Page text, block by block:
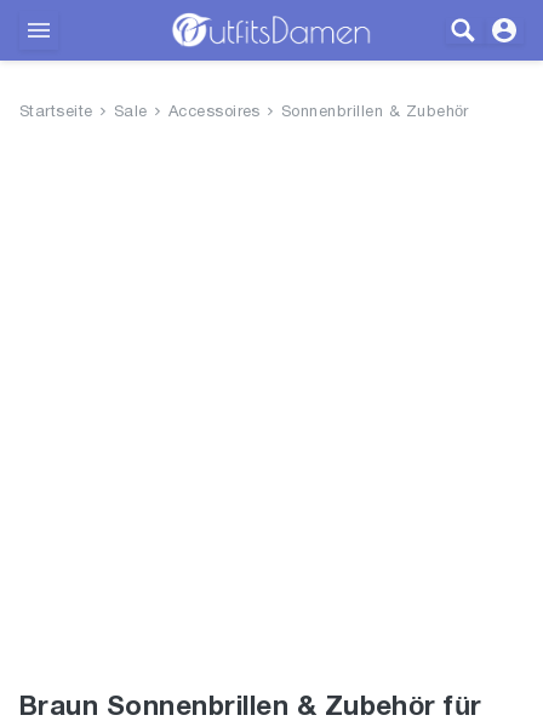
Startseite Sale Accessoires Sonnenbrillen & Zubehör
Braun Sonnenbrillen & Zubehör für